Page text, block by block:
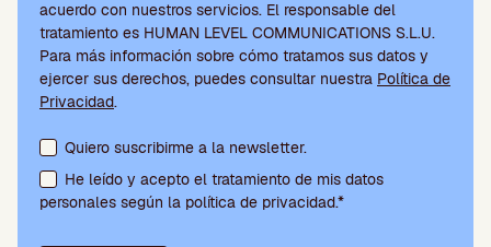
acuerdo con nuestros servicios. El responsable del
tratamiento es HUMAN LEVEL COMMUNICATIONS S.L.U.
Para más información sobre cómo tratamos sus datos y
ejercer sus derechos, puedes consultar nuestra Política de
Privacidad.
Aceptación de condiciones y suscripción a la newsletter
Quiero suscribirme a la newsletter.
He leído y acepto el tratamiento de mis datos
personales según la política de privacidad.*